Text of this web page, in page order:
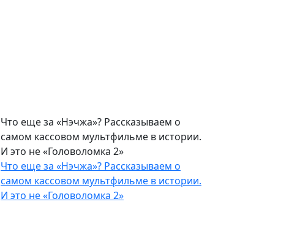
Что еще за «Нэчжа»? Рассказываем о
самом кассовом мультфильме в истории.
И это не «Головоломка 2»
Что еще за «Нэчжа»? Рассказываем о
самом кассовом мультфильме в истории.
И это не «Головоломка 2»